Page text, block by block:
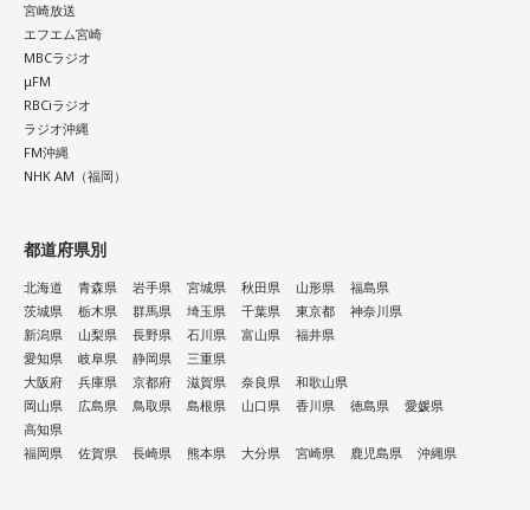
宮崎放送
エフエム宮崎
MBCラジオ
μFM
RBCiラジオ
ラジオ沖縄
FM沖縄
NHK AM（福岡）
都道府県別
北海道 青森県 岩手県 宮城県 秋田県 山形県
福島県
茨城県
栃木県 群馬県 埼玉県 千葉県 東京都
神奈川県
新潟県
山梨県 長野県 石川県 富山県
福井県
愛知県
岐阜県 静岡県
三重県
大阪府
兵庫県 京都府 滋賀県 奈良県
和歌山県
岡山県
広島県 鳥取県 島根県 山口県 香川県 徳島県
愛媛県
高知県
福岡県
佐賀県 長崎県 熊本県 大分県 宮崎県 鹿児島県 沖縄県